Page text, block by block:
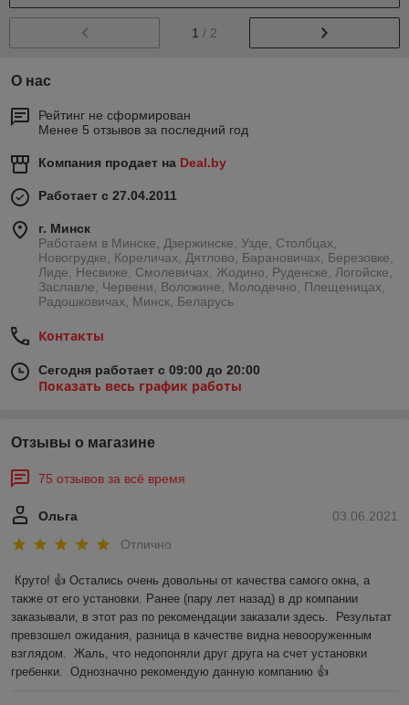
1 / 2
О нас
Рейтинг не сформирован
Менее 5 отзывов за последний год
Компания продает на Deal.by
Работает с 27.04.2011
г. Минск
Работаем в Минске, Дзержинске, Узде, Столбцах,
Новогрудке, Кореличах, Дятлово, Барановичах, Березовке,
Лиде, Несвиже, Смолевичах, Жодино, Руденске, Логойске,
Заславле, Червени, Воложине, Молодечно, Плещеницах,
Радошковичах, Минск, Беларусь
Контакты
Сегодня работает с 09:00 до 20:00
Показать весь график работы
Отзывы о магазине
75 отзывов за всё время
03.06.2021
Ольга
Отлично
Круто! 👍 Остались очень довольны от качества самого окна, а
также от его установки. Ранее (пару лет назад) в др компании
заказывали, в этот раз по рекомендации заказали здесь.  Результат
превзошел ожидания, разница в качестве видна невооруженным
взглядом.  Жаль, что недопоняли друг друга на счет установки
гребенки.  Однозначно рекомендую данную компанию 👍